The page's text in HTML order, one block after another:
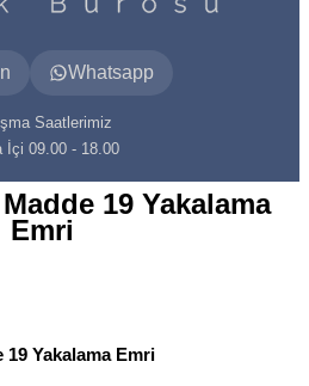
Whatsapp
Saatlerimiz
İçi 09.00 - 18.00
19 Yakalama
Emri
Yakalama Emri